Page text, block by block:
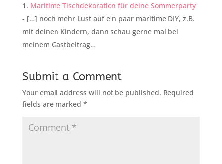
Maritime Tischdekoration für deine Sommerparty
- […] noch mehr Lust auf ein paar maritime DIY, z.B.
mit deinen Kindern, dann schau gerne mal bei
meinem Gastbeitrag…
Submit a Comment
Your email address will not be published. Required
fields are marked *